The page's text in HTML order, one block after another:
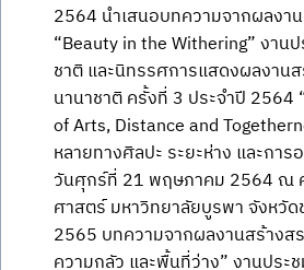
2564 นำเสนอบทความจากผลงา
“Beauty in the Withering” งาน
ชาติ และนิทรรศการแสดงผลงาน
นานาชาติ ครั้งที่ 3 ประจำปี 2564
of Arts, Distance and
หลายทางศิลปะ ระยะห่าง และการ
วันศุกร์ที่ 21 พฤษภาคม 2564 ณ
ศาสตร์ มหาวิทยาลัยบูรพา จังหวัด
2565 บทความจากผลงานสร้างส
ความกลัว และพื้นที่ว่าง” งานประ